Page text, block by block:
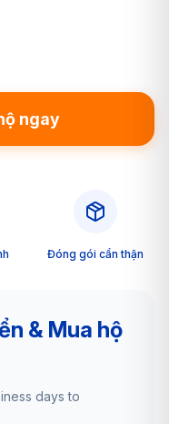
ngay
Đóng gói cẩn thận
& Mua hộ
days to